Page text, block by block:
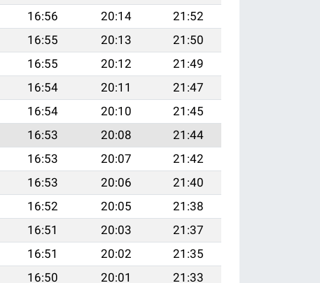
16:56 20:14
21:52
16:55 20:13
21:50
16:55 20:12
21:49
16:54 20:11
21:47
16:54 20:10
21:45
16:53 20:08
21:44
16:53 20:07
21:42
16:53 20:06
21:40
16:52 20:05
21:38
16:51 20:03
21:37
16:51 20:02
21:35
16:50 20:01
21:33